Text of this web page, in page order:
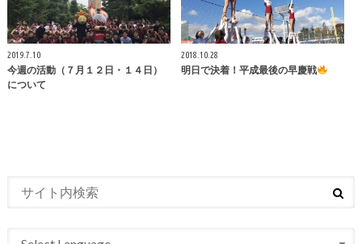
2019.7.10
今週の活動（７月１２日・１４日）
について
2018.10.28
明日で決着！平成最後の早慶戦